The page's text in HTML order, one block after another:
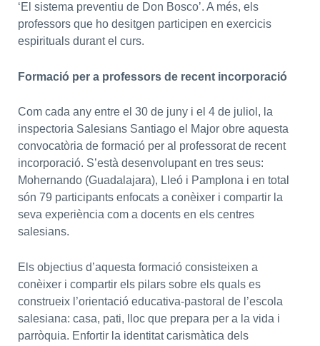
‘El sistema preventiu de Don Bosco’. A més, els
professors que ho desitgen participen en exercicis
espirituals durant el curs.
Formació per a professors de recent incorporació
Com cada any entre el 30 de juny i el 4 de juliol, la
inspectoria Salesians Santiago el Major obre aquesta
convocatòria de formació per al professorat de recent
incorporació. S’està desenvolupant en tres seus:
Mohernando (Guadalajara), Lleó i Pamplona i en total
són 79 participants enfocats a conèixer i compartir la
seva experiència com a docents en els centres
salesians.
Els objectius d’aquesta formació consisteixen a
conèixer i compartir els pilars sobre els quals es
construeix l’orientació educativa-pastoral de l’escola
salesiana: casa, pati, lloc que prepara per a la vida i
parròquia. Enfortir la identitat carismàtica dels